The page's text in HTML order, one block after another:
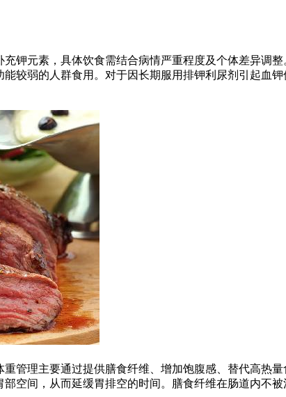
钾元素，具体饮食需结合病情严重程度及个体差异调
较弱的人群食用。对于因长期服用排钾利尿剂引起血
管理主要通过提供膳食纤维、增加饱腹感、替代高热
空间，从而延缓胃排空的时间。膳食纤维在肠道内不